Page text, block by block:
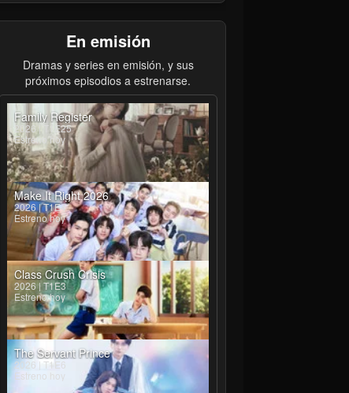
En emisión
Dramas y series en emisión, y sus
próximos episodios a estrenarse.
Family Register
2026 | T1E25
Estreno hoy
Make It Right 2026
2026 | T1E4
Estreno hoy
Class Crush Crisis
2026 | T1E3
Estreno hoy
The Servant Prince
2026 | T1E6
Estreno hoy